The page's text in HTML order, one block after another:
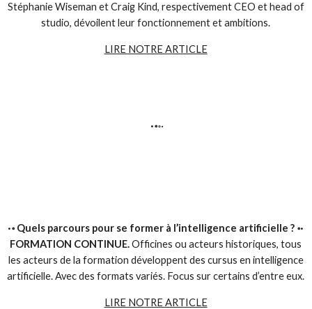
Stéphanie Wiseman et Craig Kind, respectivement CEO et head of
studio, dévoilent leur fonctionnement et ambitions.
LIRE NOTRE ARTICLE
·॰॰·
·॰ Quels parcours pour se former à l’intelligence artificielle ? ॰·
FORMATION CONTINUE.Officines ou acteurs historiques, tous
les acteurs de la formation développent des cursus en intelligence
artificielle. Avec des formats variés. Focus sur certains d’entre eux.
LIRE NOTRE ARTICLE